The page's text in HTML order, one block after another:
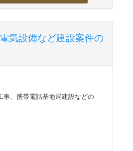
気設備など建設案件の
、携帯電話基地局建設などの